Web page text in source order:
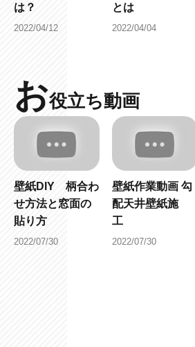
は？
2022/04/12
とは
2022/04/04
お役立ち動画
壁紙DIY 柄合わ
せ方法と窓面の
貼り方
2022/07/30
壁紙作業動画 勾
配天井壁紙施
工
2022/07/30